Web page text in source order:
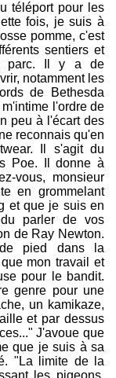
téléport pour les
fois, je suis à
pomme, c'est
sentiers et
parc. Il y a de
notamment les
de Bethesda
l'ordre de
peu à l'écart des
reconnais qu'en
Il s'agit du
Poe. Il donne à
vous, monsieur
en grommelant
et que je suis en
parler de vos
de Ray Newton.
pied dans la
mon travail et
pour le bandit.
genre pour une
un kamikaze,
et par dessus
J'avoue que
que je suis à sa
"La limite de la